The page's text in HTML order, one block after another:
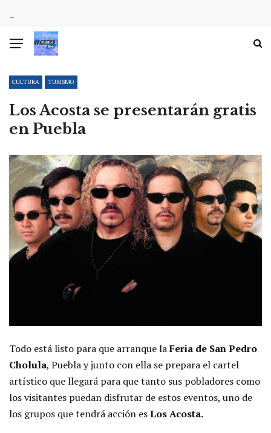
CULTURA TURISMO
Los Acosta se presentarán gratis
en Puebla
Todo está listo para que arranque laFeria de San Pedro
Cholula, Puebla y junto con ella se prepara el cartel
artístico que llegará para que tanto sus pobladores como
los visitantes puedan disfrutar de estos eventos, uno de
los grupos que tendrá acción esLos Acosta.